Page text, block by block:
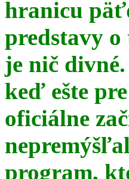
hranicu
predstavy
je nič
keď ešte
oficiálne
program,